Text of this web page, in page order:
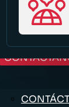
TRABAJE CON